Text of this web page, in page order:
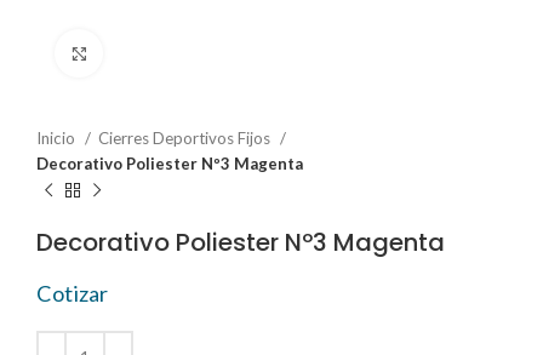
Inicio
Cierres Deportivos Fijos
Decorativo Poliester Nº3 Magenta
Decorativo Poliester Nº3 Magenta
Cotizar